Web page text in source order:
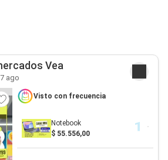
Vea
ago
Visto con frecuencia
Notebook
$ 55.556,00